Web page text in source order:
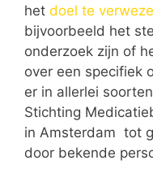
het doel te
bijvoorbeeld het
onderzoek zijn of
over een specifiek
er in allerlei
Stichting
in Amsterdam tot
door bekende